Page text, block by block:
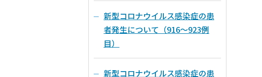
新型コロナウイルス感染症の患
者発生について（916～923例
目）
新型コロナウイルス感染症の患